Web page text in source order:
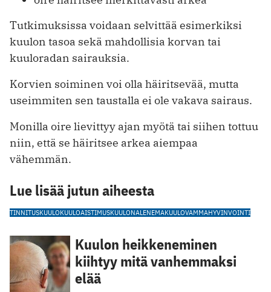
Tutkimuksissa voidaan selvittää esimerkiksi
kuulon tasoa sekä mahdollisia korvan tai
kuuloradan sairauksia.
Korvien soiminen voi olla häiritsevää, mutta
useimmiten sen taustalla ei ole vakava sairaus.
Monilla oire lievittyy ajan myötä tai siihen tottuu
niin, että se häiritsee arkea aiempaa
vähemmän.
Lue lisää jutun aiheesta
TINNITUSKUULOKUULOAISTIMUSKUULONALENEMAKUULOVAMMAHYVINVOINTI
Kuulon heikkeneminen
kiihtyy mitä vanhemmaksi
elää